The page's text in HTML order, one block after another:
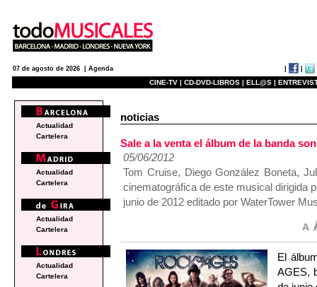
07 de agosto de 2026 | Agenda
CINE-TV | CD-DVD-LIBROS | ELL@S |
noticias
Sale a la venta el álbum de la banda
05/06/2012
Tom Cruise, Diego González Boneta,
cinematográfica de este musical dirigida
junio de 2012 editado por WaterTower
El
AGES,
Actualidad
Cartelera
Actualidad
Cartelera
Actualidad
Cartelera
Actualidad
Cartelera